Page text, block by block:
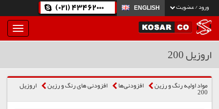
ورود / عضویت ENGLISH
(021) 43462000
بار
و
اروزیل 200
مواد اولیه رنگ و رزین افزودنی‌ها افزودنی های رنگ و رزین اروزیل
200